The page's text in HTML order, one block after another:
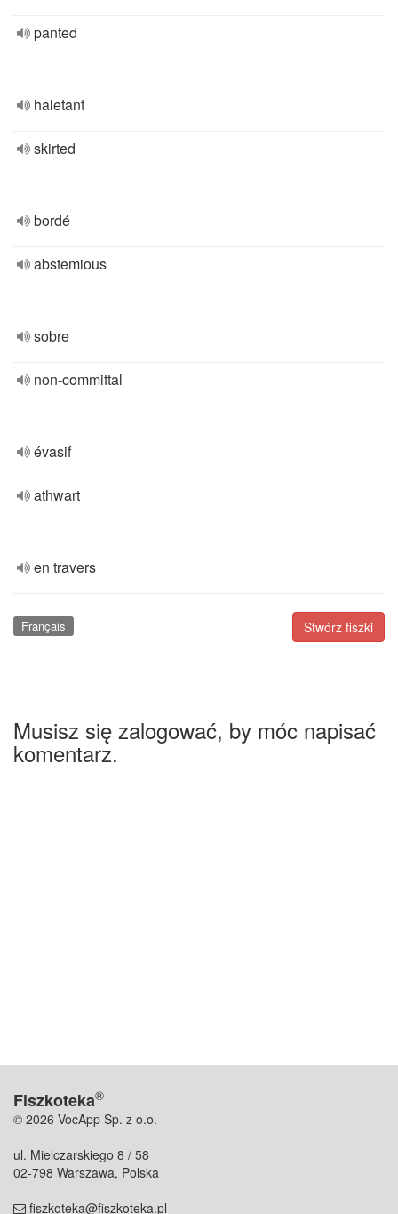
panted
haletant
skirted
bordé
abstemious
sobre
non-committal
évasif
athwart
en travers
Stwórz fiszki
Français
Musisz się zalogować, by móc napisać
komentarz.
Fiszkoteka®
© 2026 VocApp Sp. z o.o.
ul. Mielczarskiego 8 / 58
02-798 Warszawa, Polska
fiszkoteka@fiszkoteka.pl